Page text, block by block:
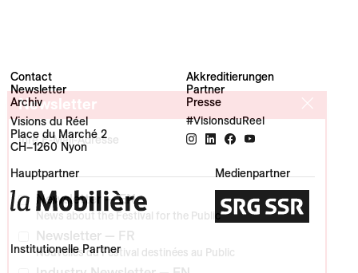
Contact
Newsletter
Archiv
Akkreditierungen
Partner
Presse
Visions du Réel
Place du Marché 2
CH–1260 Nyon
#VisionsduReel
Hauptpartner Medienpartner
Institutionelle Partner
Newsletter
Ihre E-Mail-Adresse
Newsletter — EN
News about the Festival for the Public
Newsletter — FR
Nouvelles du Festival destinées au Public